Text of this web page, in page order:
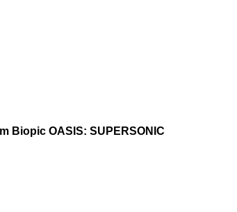
Biopic OASIS: SUPERSONIC